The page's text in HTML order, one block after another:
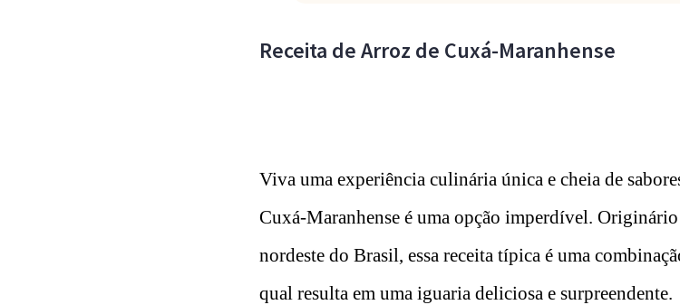
Receita de Arroz de Cuxá-Maranhense
Viva uma experiência culinária única e cheia de
Cuxá-Maranhense é uma opção imperdível.
nordeste do Brasil, essa receita típica é uma
qual resulta em uma iguaria deliciosa e surpreendente.